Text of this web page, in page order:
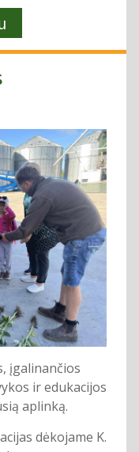
įgalinančios
ir edukacijos
aplinką.
dėkojame K.